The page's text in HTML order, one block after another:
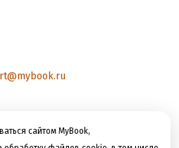
сайтом MyBook,